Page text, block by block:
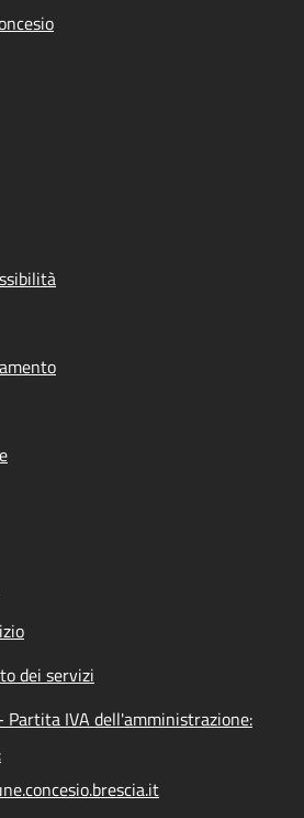
dei servizi
Partita IVA dell'amministrazione: